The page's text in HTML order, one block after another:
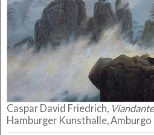
Caspar David Friedrich,
Hamburger Kunsthalle, Amburgo